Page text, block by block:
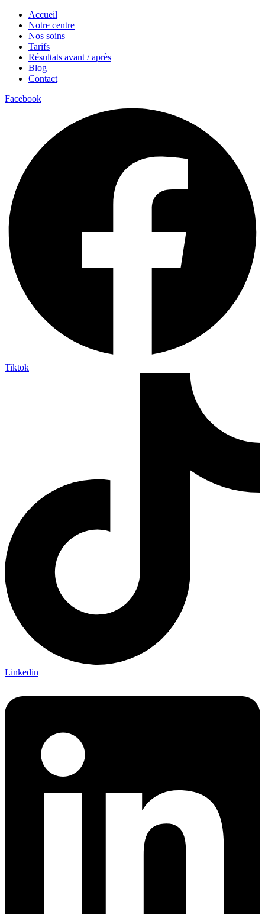
Accueil
Notre centre
Nos soins
Tarifs
Résultats avant / après
Blog
Contact
Facebook
Tiktok
Linkedin